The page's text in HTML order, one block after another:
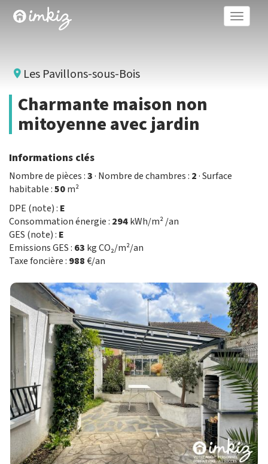
Toggle
Les Pavillons-sous-Bois
Charmante maison non
mitoyenne avec jardin
Informations clés
Nombre de pièces :3· Nombre de chambres : 2· Surface
habitable :50m²
DPE (note) : E
Consommation énergie : 294kWh/m² /an
GES (note) : E
Emissions GES : 63 kg CO₂/m²/an
Taxe foncière : 988€/an